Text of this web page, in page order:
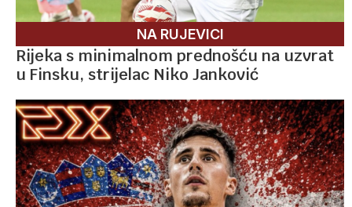
NA RUJEVICI
Rijeka s minimalnom prednošću na uzvrat
u Finsku, strijelac Niko Janković